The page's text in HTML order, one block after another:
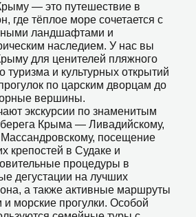
— это путешествие в
где тёплое море сочетается с
ландшафтами и
наследием. У нас вы
для ценителей пляжного
туризма и культурных открытий
по царским дворцам до
вершины.
экскурсии по знаменитым
Крыма — Ливадийскому,
посещение
крепостей в Судаке и
процедуры в
дегустации на лучших
а также активные маршруты
морские прогулки. Особой